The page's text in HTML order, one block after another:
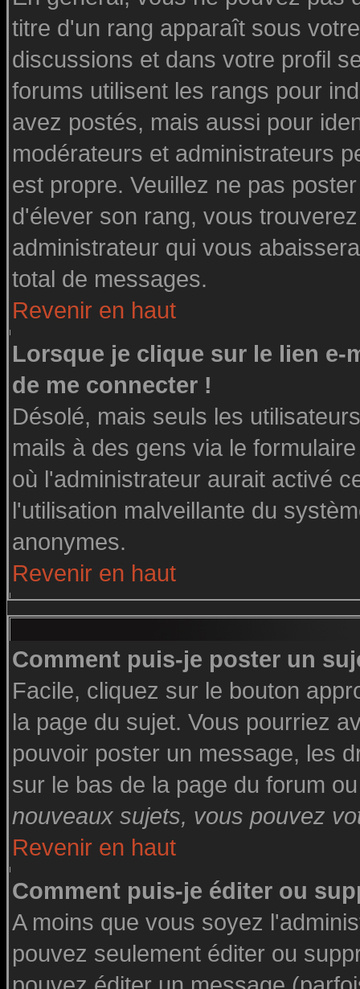
titre d'un rang apparaît sous
discussions et dans votre profil
forums utilisent les rangs pour
avez postés, mais aussi pour
modérateurs et administrateurs
est propre. Veuillez ne pas
d'élever son rang, vous
administrateur qui vous
total de messages.
Revenir en haut
Lorsque je clique sur le lien e-
de me connecter !
Désolé, mais seuls les
mails à des gens via le
où l'administrateur aurait activé
l'utilisation malveillante du
anonymes.
Revenir en haut
Comment puis-je poster un
Facile, cliquez sur le bouton
la page du sujet. Vous pourriez
pouvoir poster un message, les
sur le bas de la page du forum
nouveaux sujets, vous pouvez
Revenir en haut
Comment puis-je éditer ou
A moins que vous soyez
pouvez seulement éditer ou